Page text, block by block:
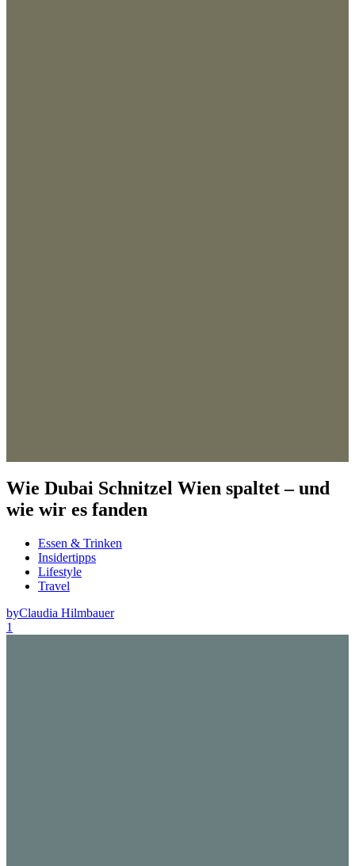
Wie Dubai Schnitzel Wien spaltet – und
wie wir es fanden
Essen & Trinken
Insidertipps
Lifestyle
Travel
byClaudia Hilmbauer
1